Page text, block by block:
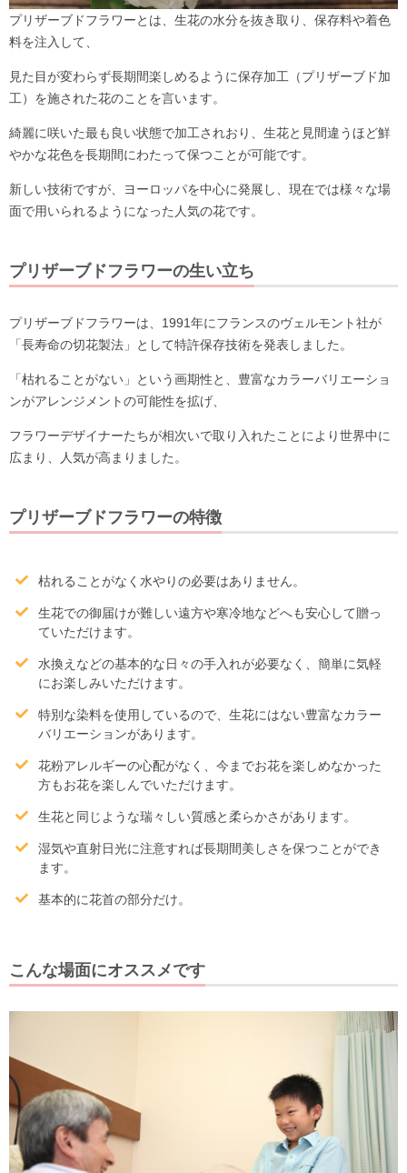
プリザーブドフラワーとは、生花の水分を抜き取り、保存料や着色
料を注入して、
見た目が変わらず長期間楽しめるように保存加工（プリザーブド加
工）を施された花のことを言います。
綺麗に咲いた最も良い状態で加工されおり、生花と見間違うほど鮮
やかな花色を長期間にわたって保つことが可能です。
新しい技術ですが、ヨーロッパを中心に発展し、現在では様々な場
面で用いられるようになった人気の花です。
プリザーブドフラワーの生い立ち
プリザーブドフラワーは、1991年にフランスのヴェルモント社が
「長寿命の切花製法」として特許保存技術を発表しました。
「枯れることがない」という画期性と、豊富なカラーバリエーショ
ンがアレンジメントの可能性を拡げ、
フラワーデザイナーたちが相次いで取り入れたことにより世界中に
広まり、人気が高まりました。
プリザーブドフラワーの特徴
枯れることがなく水やりの必要はありません。
生花での御届けが難しい遠方や寒冷地などへも安心して贈っ
ていただけます。
水換えなどの基本的な日々の手入れが必要なく、簡単に気軽
にお楽しみいただけます。
特別な染料を使用しているので、生花にはない豊富なカラー
バリエーションがあります。
花粉アレルギーの心配がなく、今までお花を楽しめなかった
方もお花を楽しんでいただけます。
生花と同じような瑞々しい質感と柔らかさがあります。
湿気や直射日光に注意すれば長期間美しさを保つことができ
ます。
基本的に花首の部分だけ。
こんな場面にオススメです